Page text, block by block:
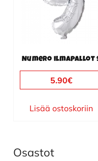
Numero ilmapallot
5.90€
Lisää ostoskoriin
Ensisijainen
Osastot